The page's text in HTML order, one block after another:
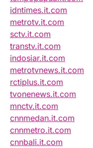
idntimes.it.com
metrotv.it.com
sctv.it.com
transtv.it.com
indosiar.it.com
metrotvnews.it.com
rctiplus.it.com
tvonenews.it.com
mnctv.it.com
cnnmedan.it.com
cnnmetro.it.com
cnnbali.it.com